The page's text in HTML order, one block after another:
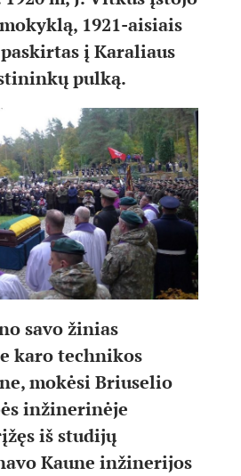
1921-aisiais
į Karaliaus
pulką.
savo žinias
karo technikos
mokėsi Briuselio
inžinerinėje
iš studijų
Kaune inžinerijos